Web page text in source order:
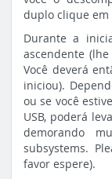
duplo clique em
Durante a
ascendente
Você deverá
iniciou).
ou se você
USB, poderá
demorando
subsystems.
favor espere).